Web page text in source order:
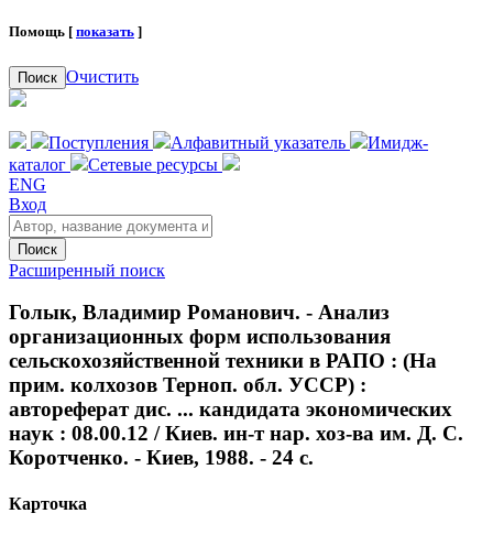
Помощь [ показать ]
Поиск Очистить
Поступления Алфавитный указатель
Имидж-
каталог
Сетевые ресурсы
ENG
Вход
Поиск
Расширенный поиск
Голык, Владимир Романович. - Анализ
организационных форм использования
сельскохозяйственной техники в РАПО : (На
прим. колхозов Терноп. обл. УССР) :
автореферат дис. ... кандидата экономических
наук : 08.00.12 / Киев. ин-т нар. хоз-ва им. Д. С.
Коротченко. - Киев, 1988. - 24 с.
Карточка